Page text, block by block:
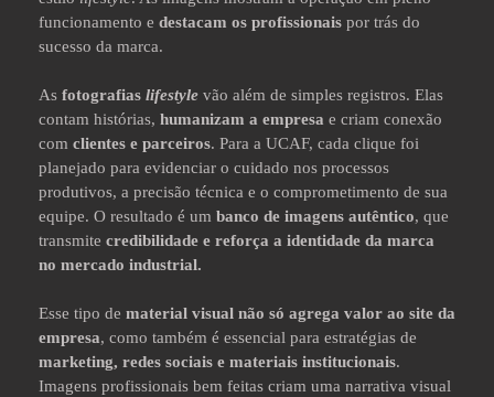
funcionamento e destacam os profissionais por trás do
sucesso da marca.
As fotografias lifestyle vão além de simples registros. Elas
contam histórias, humanizam a empresa e criam conexão
com clientes e parceiros. Para a UCAF, cada clique foi
planejado para evidenciar o cuidado nos processos
produtivos, a precisão técnica e o comprometimento de sua
equipe. O resultado é um banco de imagens autêntico, que
transmite credibilidade e reforça a identidade da marca
no mercado industrial.
Esse tipo de material visual não só agrega valor ao site da
empresa, como também é essencial para estratégias de
marketing, redes sociais e materiais institucionais.
Imagens profissionais bem feitas criam uma narrativa visual